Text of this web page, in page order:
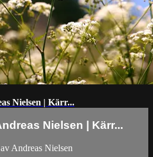
Nielsen | Kärr...
Nielsen | Kärr...
Andreas Nielsen